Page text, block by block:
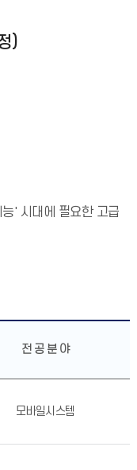
)
' 시대에 필요한 고급
전 공 분 야
모바일시스템